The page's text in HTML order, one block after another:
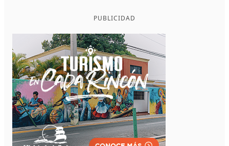
PUBLICIDAD